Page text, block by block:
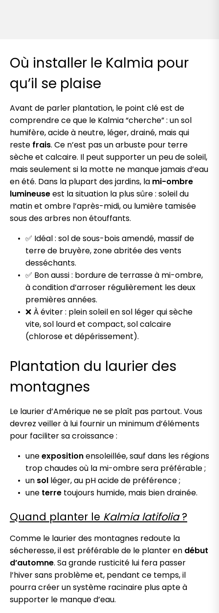
Où installer le Kalmia pour
qu’il se plaise
Avant de parler plantation, le point clé est de
comprendre ce que le Kalmia “cherche” : un sol
humifère, acide à neutre, léger, drainé, mais qui
reste frais. Ce n’est pas un arbuste pour terre
sèche et calcaire. Il peut supporter un peu de soleil,
mais seulement si la motte ne manque jamais d’eau
en été. Dans la plupart des jardins, la mi-ombre
lumineuseest la situation la plus sûre : soleil du
matin et ombre l’après-midi, ou lumière tamisée
sous des arbres non étouffants.
✅ Idéal : sol de sous-bois amendé, massif de
terre de bruyère, zone abritée des vents
desséchants.
✅ Bon aussi : bordure de terrasse à mi-ombre,
à condition d’arroser régulièrement les deux
premières années.
❌ À éviter : plein soleil en sol léger qui sèche
vite, sol lourd et compact, sol calcaire
(chlorose et dépérissement).
Plantation du laurier des
montagnes
Le laurier d’Amérique ne se plaît pas partout. Vous
devrez veiller à lui fournir un minimum d’éléments
pour faciliter sa croissance :
uneexpositionensoleillée, sauf dans les régions
trop chaudes où la mi-ombre sera préférable ;
un sol léger, au pH acide de préférence ;
une terre toujours humide, mais bien drainée.
Quand planter le Kalmia latifolia?
Comme le laurier des montagnes redoute la
sécheresse, il est préférable de le planter en début
d’automne. Sa grande rusticité lui fera passer
l’hiver sans problème et, pendant ce temps, il
pourra créer un système racinaire plus apte à
supporter le manque d’eau.